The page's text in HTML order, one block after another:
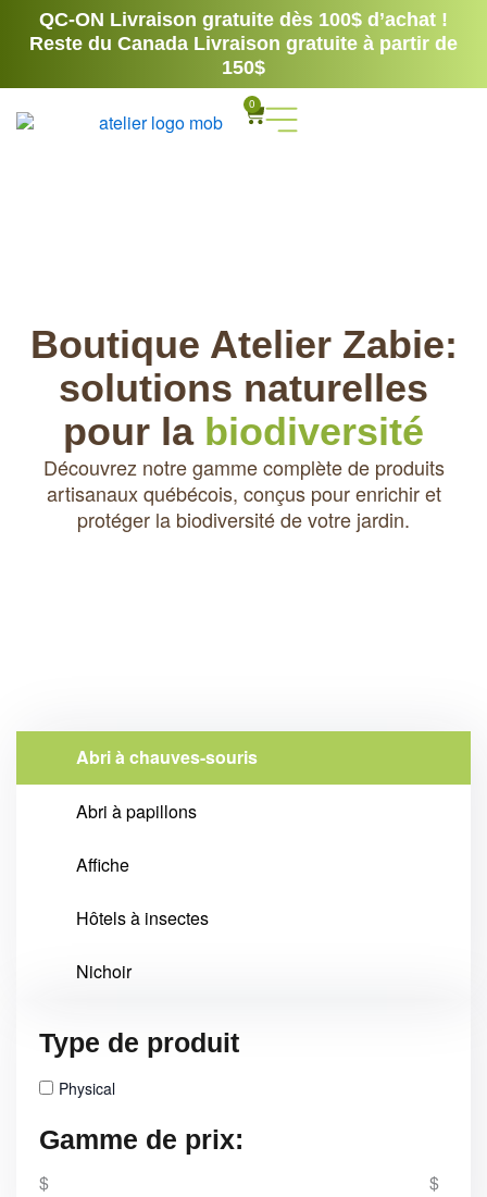
contenu
QC-ON Livraison gratuite dès 100$ d’achat !
Reste du Canada Livraison gratuite à partir de
150$
0
Panier
Boutique Atelier Zabie:
solutions naturelles
pour la biodiversité
Découvrez notre gamme complète de produits
artisanaux québécois, conçus pour enrichir et
protéger la biodiversité de votre jardin.
Abri à chauves-souris
Abri à papillons
Affiche
Hôtels à insectes
Nichoir
Type de produit
Physical
Gamme de prix:
$ $